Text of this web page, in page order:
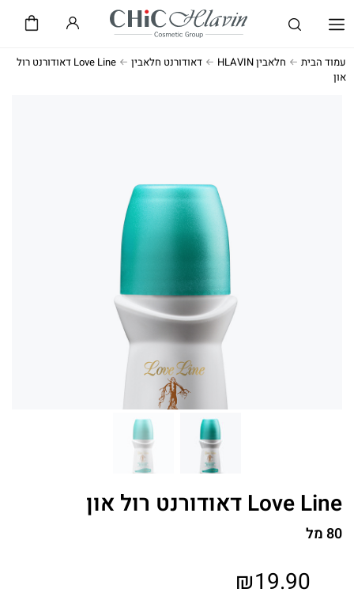
עמוד הבית חלאבין HLAVIN דאודורנט חלאבין
Love Line דאודורנט רול
און
Love Line דאודורנט רול און
80 מל
₪19.90